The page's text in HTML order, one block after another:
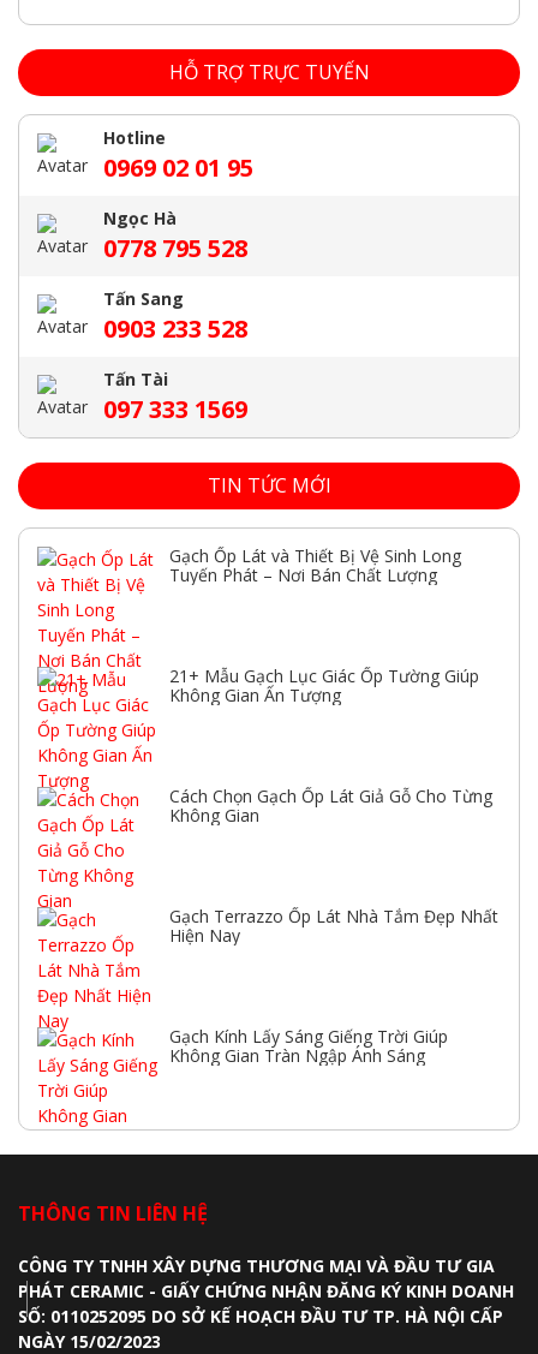
HỖ TRỢ TRỰC TUYẾN
Hotline
0969 02 01 95
Ngọc Hà
0778 795 528
Tấn Sang
0903 233 528
Tấn Tài
097 333 1569
TIN TỨC MỚI
Gạch Ốp Lát và Thiết Bị Vệ Sinh Long
Tuyến Phát – Nơi Bán Chất Lượng
21+ Mẫu Gạch Lục Giác Ốp Tường Giúp
Không Gian Ấn Tượng
Cách Chọn Gạch Ốp Lát Giả Gỗ Cho Từng
Không Gian
Gạch Terrazzo Ốp Lát Nhà Tắm Đẹp Nhất
Hiện Nay
Gạch Kính Lấy Sáng Giếng Trời Giúp
Không Gian Tràn Ngập Ánh Sáng
THÔNG TIN LIÊN HỆ
CÔNG TY TNHH XÂY DỰNG THƯƠNG MẠI VÀ ĐẦU TƯ GIA
PHÁT CERAMIC - GIẤY CHỨNG NHẬN ĐĂNG KÝ KINH DOANH
SỐ: 0110252095 DO SỞ KẾ HOẠCH ĐẦU TƯ TP. HÀ NỘI CẤP
NGÀY 15/02/2023